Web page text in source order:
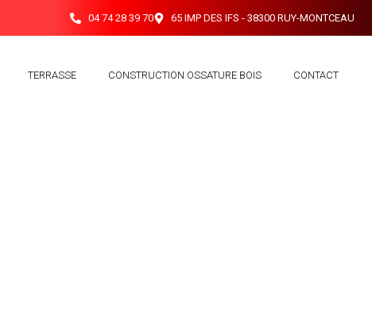
04 74 28 39 70 65 IMP DES IFS - 38300 RUY-MONTCEAU
TERRASSE CONSTRUCTION OSSATURE BOIS CONTACT